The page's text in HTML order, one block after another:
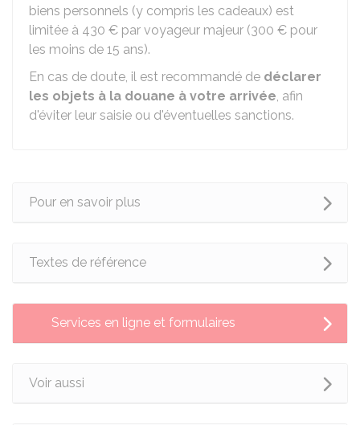
biens personnels (y compris les cadeaux) est
limitée à 430 € par voyageur majeur (300 € pour
les moins de 15 ans).
En cas de doute, il est recommandé de déclarer
les objets à la douane à votre arrivée, afin
d'éviter leur saisie ou d'éventuelles sanctions.
Pour en savoir plus
Textes de référence
Services en ligne et formulaires
Voir aussi